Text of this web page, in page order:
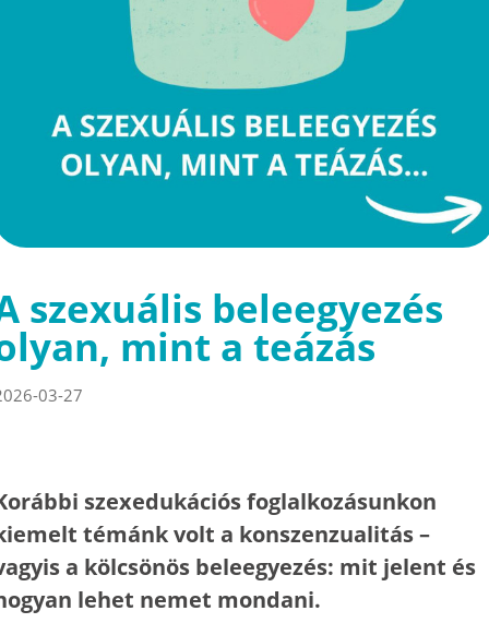
szexuális beleegyezés
mint a teázás
03-27
szexedukációs foglalkozásunkon
témánk volt a konszenzualitás –
a kölcsönös beleegyezés: mit jelent és
lehet nemet mondani.